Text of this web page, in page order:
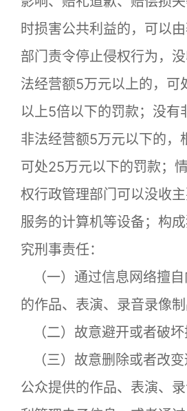
时损害公共利益的，可以
部门责令停止侵权行为，
法经营额5万元以上的，可
以上5倍以下的罚款；没有
非法经营额5万元以下的，
可处25万元以下的罚款；
权行政管理部门可以没收
服务的计算机等设备；构
究刑事责任：
（一）通过信息网络擅
的作品、表演、录音录像制
（二）故意避开或者破坏
（三）故意删除或者改变
公众提供的作品、表演、